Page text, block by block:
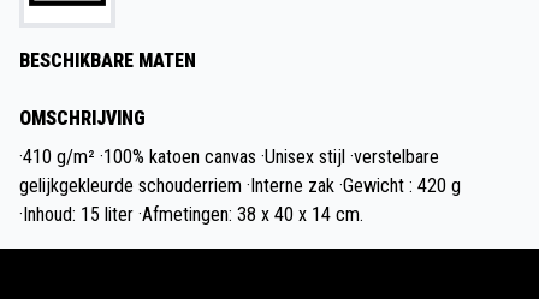
BESCHIKBARE MATEN
OMSCHRIJVING
·410 g/m² ·100% katoen canvas ·Unisex stijl ·verstelbare
gelijkgekleurde schouderriem ·Interne zak ·Gewicht : 420 g
·Inhoud: 15 liter ·Afmetingen: 38 x 40 x 14 cm.